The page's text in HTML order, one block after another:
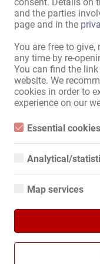
and the parties
page and in the
You are free to
any time by re-
You can find the
website. We
cookies in order to
experience on our
Essential cookies
Essential cookies are
function properly
Analytical/
Analytical or statistical
They help website
We use Google
details about Google
Map services
When you use Google
your use of this site
and stored on a server
Weitere Dienstleistungen:
Adressen-Ausstattung
Internet:
im Haus:
Damen-Parkplätze: